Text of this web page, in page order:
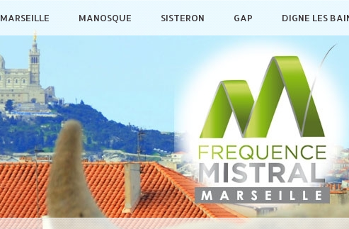
MARSEILLE MANOSQUE SISTERON GAP DIGNE LES